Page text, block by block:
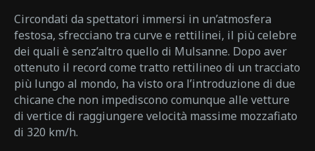
Circondati da spettatori immersi in un’atmosfera
festosa, sfrecciano tra curve e rettilinei, il più celebre
dei quali è senz’altro quello di Mulsanne. Dopo aver
ottenuto il record come tratto rettilineo di un tracciato
più lungo al mondo, ha visto ora l’introduzione di due
chicane che non impediscono comunque alle vetture
di vertice di raggiungere velocità massime mozzafiato
di 320 km/h.